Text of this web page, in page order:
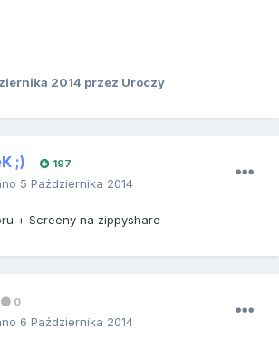
2014 przez Uroczy
;) 197
5 Października 2014
+ Screeny na zippyshare
0
6 Października 2014